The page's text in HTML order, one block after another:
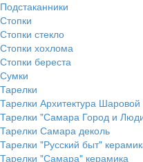
Подстаканники
Стопки
Стопки стекло
Стопки хохлома
Стопки береста
Сумки
Тарелки
Тарелки Архитектура
Тарелки "Самара Город и
Тарелки Самара деколь
Тарелки "Русский быт"
Тарелки "Самара" керамика